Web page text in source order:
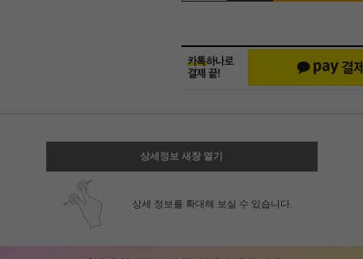
상세정보 새창 열기
상세 정보를 확대해 보실 수 있습니다.